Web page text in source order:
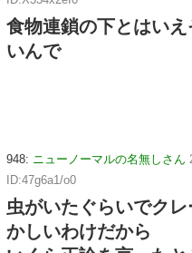
食物連鎖の下とはい
いんで
948: ニューノーマルの名無しさん
ID:47g6a1/o0
虫がいたぐらいでク
かしいわけだから